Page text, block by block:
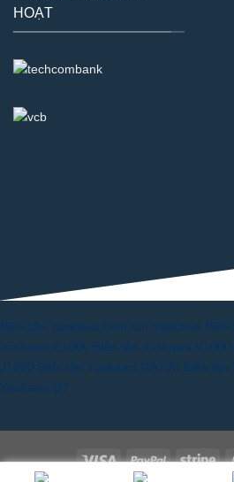
HOẠT
Biến tần Yaskawa Bien tan Yaskawa Biến
Yaskawa E1000 Biến tần Yaskawa V1000
J1000 Biến tần Yaskawa GA700 Biến tần
Yaskawa G7